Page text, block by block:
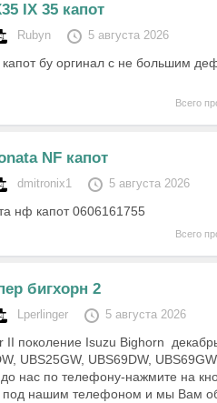
IX 35 капот
Rubyn 5 августа 2026
бу оргинал с не большим
Всего
NF капот
dmitronix1 5 августа 2026
нф капот 0606161755
Всего
бигхорн 2
Lperlinger 5 августа 2026
II поколение Isuzu Bighorn
UBS25GW, UBS69DW,
до нас по телефону-нажмите на
нашим телефоном и мы Вам